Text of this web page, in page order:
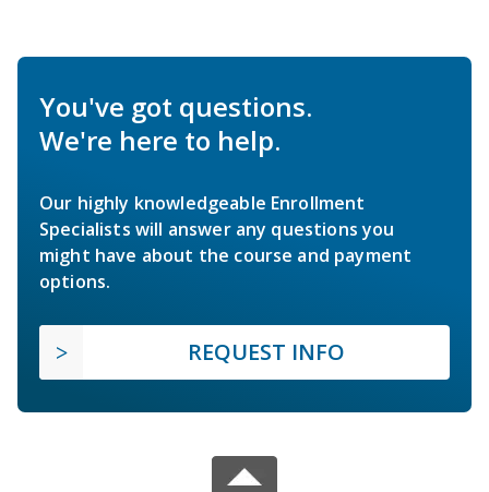
You've got questions.
We're here to help.
Our highly knowledgeable Enrollment
Specialists will answer any questions you
might have about the course and payment
options.
REQUEST INFO